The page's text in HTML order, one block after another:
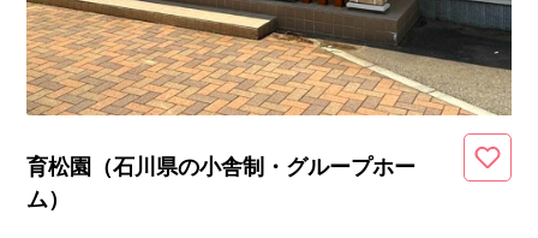
育松園（石川県の小舎制・グループホー
ム）